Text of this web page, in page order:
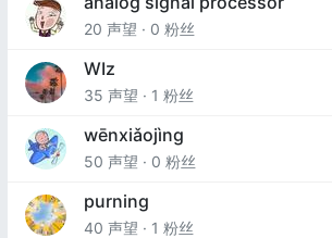
20 声望 · 0 粉丝
WIz
35 声望 · 1 粉丝
wēnxiǎojìng
50 声望 · 0 粉丝
purning
40 声望 · 1 粉丝